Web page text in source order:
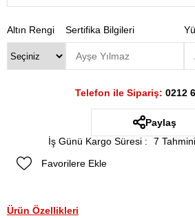
Altın Rengi Sertifika Bilgileri
Telefon ile Sipariş: 0212
Paylaş
İş Günü Kargo Süresi :
7
Favorilere Ekle
Ürün Özellikleri